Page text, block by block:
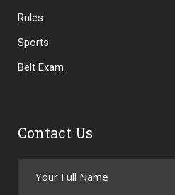
Rules
Sports
Belt Exam
Contact Us